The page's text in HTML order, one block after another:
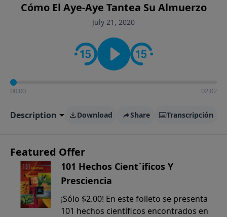
Cómo El Aye-Aye Tantea Su Almuerzo
July 21, 2020
00:00 02:02
Description Download Share Transcripción
Featured Offer
101 Hechos Cient`ificos Y
Presciencia
¡Sólo $2.00! En este folleto se presenta
101 hechos científicos encontrados en